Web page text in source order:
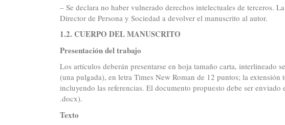
– Se declara no haber vulnerado derechos intelectuales de terceros.
Director de Persona y Sociedad a devolver el manuscrito al autor.
1.2. CUERPO DEL MANUSCRITO
Presentación del trabajo
Los artículos deberán presentarse en hoja tamaño carta, interlineado
(una pulgada), en letra Times New Roman de 12 puntos; la extensión
incluyendo las referencias. El documento propuesto debe ser
.docx).
Texto